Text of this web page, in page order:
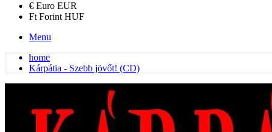
€ Euro EUR
Ft Forint HUF
Menu
home
Kárpátia - Szebb jövőt! (CD)